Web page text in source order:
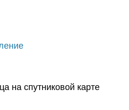
на спутниковой карте